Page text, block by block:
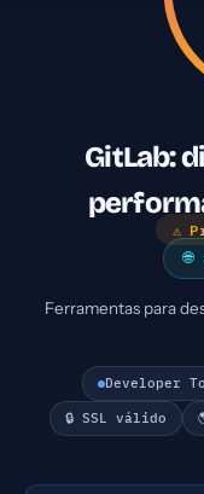
⚠
GitLab:
Ferramentas para
Developer
🔒 SSL válido